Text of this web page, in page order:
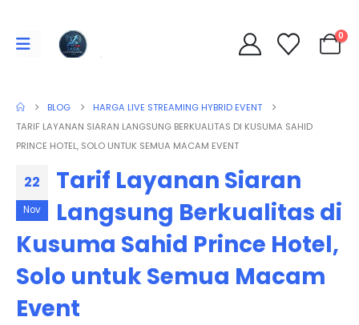
0
BLOG
HARGA LIVE STREAMING HYBRID EVENT
TARIF LAYANAN SIARAN LANGSUNG BERKUALITAS DI KUSUMA SAHID
PRINCE HOTEL, SOLO UNTUK SEMUA MACAM EVENT
22
Nov
Tarif Layanan Siaran
Langsung Berkualitas di
Kusuma Sahid Prince Hotel,
Solo untuk Semua Macam
Event